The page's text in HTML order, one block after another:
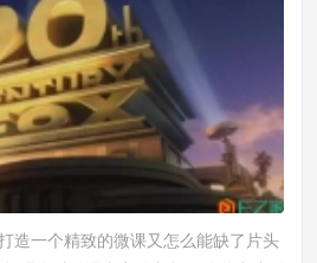
造一个精致的微课又怎么能缺了片头